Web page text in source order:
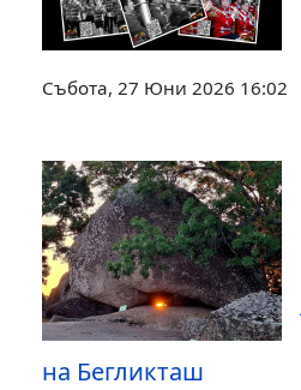
Събота, 27 Юни 2026 16:02
на Бегликташ